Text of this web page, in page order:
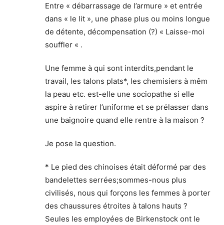
Entre « débarrassage de l’armure » et entrée
dans « le lit », une phase plus ou moins longue
de détente, décompensation (?) « Laisse-moi
souffler « .
Une femme à qui sont interdits,pendant le
travail, les talons plats*, les chemisiers à mêm
la peau etc. est-elle une sociopathe si elle
aspire à retirer l’uniforme et se prélasser dans
une baignoire quand elle rentre à la maison ?
Je pose la question.
* Le pied des chinoises était déformé par des
bandelettes serrées;sommes-nous plus
civilisés, nous qui forçons les femmes à porter
des chaussures étroites à talons hauts ?
Seules les employées de Birkenstock ont le